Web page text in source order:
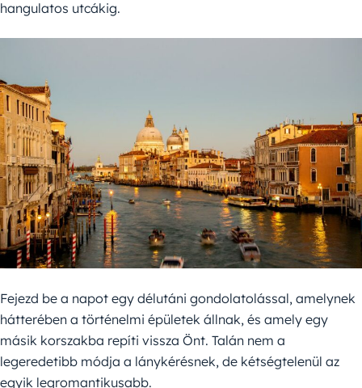
hangulatos utcákig.
Fejezd be a napot egy délutáni gondolatolással, amelynek
hátterében a történelmi épületek állnak, és amely egy
másik korszakba repíti vissza Önt. Talán nem a
legeredetibb módja a lánykérésnek, de kétségtelenül az
egyik legromantikusabb.